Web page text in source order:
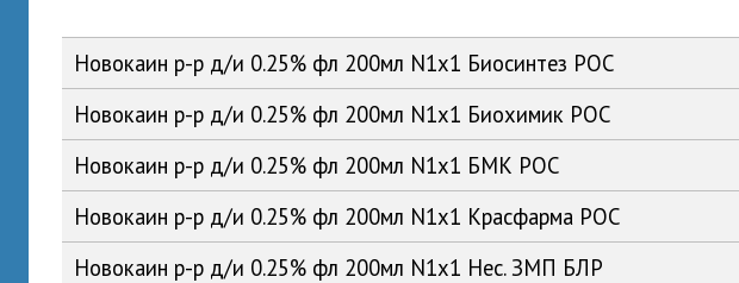
Новокаин р-р д/и 0.25% фл 200мл N1x1 Биосинтез РОС
Новокаин р-р д/и 0.25% фл 200мл N1x1 Биохимик РОС
Новокаин р-р д/и 0.25% фл 200мл N1x1 БМК РОС
Новокаин р-р д/и 0.25% фл 200мл N1x1 Красфарма РОС
Новокаин р-р д/и 0.25% фл 200мл N1x1 Нес. ЗМП БЛР